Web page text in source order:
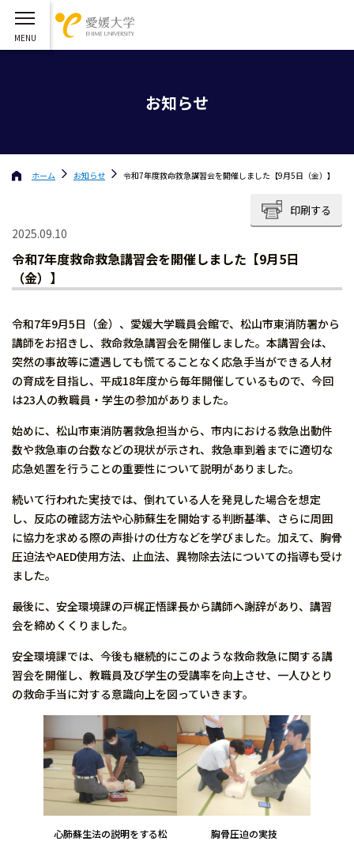
お知らせ
ホーム お知らせ 令和7年度救命救急講習会を開催しました【9月5日（金）】
印刷する
2025.09.10
令和7年度救命救急講習会を開催しました【9月5日
（金）】
令和7年9月5日（金）、愛媛大学職員会館で、松山市東消防署から
講師をお招きし、救命救急講習会を開催しました。本講習会は、
突然の事故等に遭遇しても慌てることなく応急手当ができる人材
の育成を目指し、平成18年度から毎年開催しているもので、今回
は23人の教職員・学生の参加がありました。
始めに、松山市東消防署救急担当から、市内における救急出動件
数や救急車の台数などの現状が示され、救急車到着までに適切な
応急処置を行うことの重要性について説明がありました。
続いて行われた実技では、倒れている人を発見した場合を想定
し、反応の確認方法や心肺蘇生を開始する判断基準、さらに周囲
に協力を求める際の声掛けの仕方などを学びました。加えて、胸骨
圧迫法やAED使用方法、止血法、異物除去法についての指導も受け
ました。
最後に、安全環境課の戸梶正悟課長から講師へ謝辞があり、講習
会を締めくくりました。
安全環境課では、今後も継続的にこのような救命救急に関する講
習会を開催し、教職員及び学生の受講率を向上させ、一人ひとり
の救命手当に対する意識向上を図っていきます。
心肺蘇生法の説明をする松
胸骨圧迫の実技